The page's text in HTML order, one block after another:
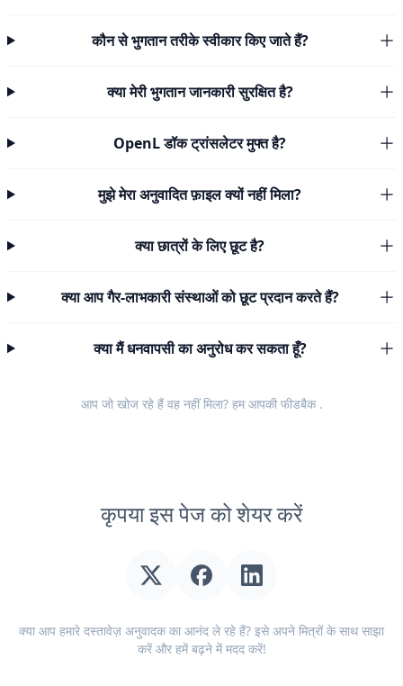
कौन से भुगतान तरीके स्वीकार किए जाते हैं?
क्या मेरी भुगतान जानकारी सुरक्षित है?
OpenL डॉक ट्रांसलेटर मुफ्त है?
मुझे मेरा अनुवादित फ़ाइल क्यों नहीं मिला?
क्या छात्रों के लिए छूट है?
क्या आप गैर-लाभकारी संस्थाओं को छूट प्रदान करते हैं?
क्या मैं धनवापसी का अनुरोध कर सकता हूँ?
आप जो खोज रहे हैं वह नहीं मिला? हम आपकी फीडबैक.
कृपया इस पेज को शेयर करें
क्या आप हमारे दस्तावेज़ अनुवादक का आनंद ले रहे हैं? इसे अपने मित्रों के साथ साझा
करें और हमें बढ़ने में मदद करें!